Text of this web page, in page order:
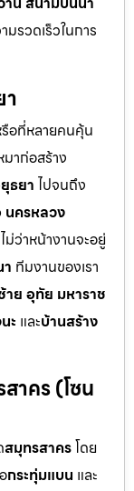
รวดเร็วในการ
อที่หลายคนคุ้น
มาก่อสร้าง
ธยา ไปจนถึง
นครหลวง
ไม่ว่าหน้างานจะอยู่
า ทีมงานของเรา
าย อุทัย มหาราช
ะ และบ้านสร้าง
าคร (โซน
สมุทรสาครโดย
กระทุ่มแบน และ